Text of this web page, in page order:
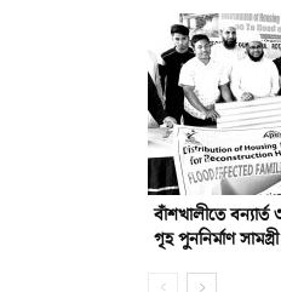
বাঁশখালীতে
গৃহ পুননির্মাণ